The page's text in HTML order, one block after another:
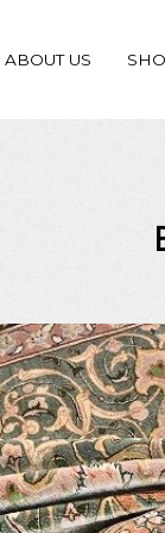
ABOUT US